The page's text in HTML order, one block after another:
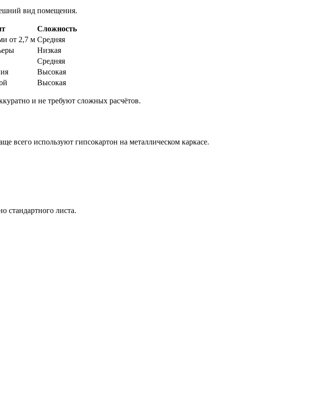
вид помещения.
Сложность
от 2,7 м Средняя
Низкая
Средняя
Высокая
Высокая
и не требуют сложных расчётов.
всего используют гипсокартон на металлическом каркасе.
стандартного листа.